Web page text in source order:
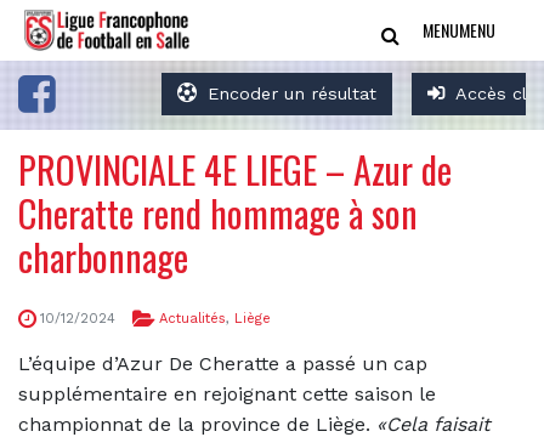
Encoder un résultat Accès
MENUMENU
PROVINCIALE 4E LIEGE – Azur de
Cheratte rend hommage à son
charbonnage
10/12/2024 Actualités, Liège
L’équipe d’Azur De Cheratte a passé un cap
supplémentaire en rejoignant cette saison le
championnat de la province de Liège. «Cela faisait